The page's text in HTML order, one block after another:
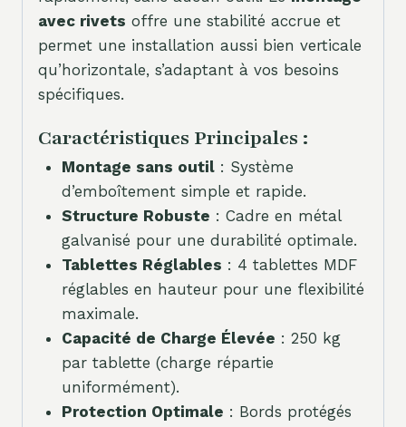
avec rivets offre une stabilité accrue et
permet une installation aussi bien verticale
qu’horizontale, s’adaptant à vos besoins
spécifiques.
Caractéristiques Principales :
Montage sans outil: Système
d’emboîtement simple et rapide.
Structure Robuste : Cadre en métal
galvanisé pour une durabilité optimale.
Tablettes Réglables : 4 tablettes MDF
réglables en hauteur pour une flexibilité
maximale.
Capacité de Charge Élevée : 250 kg
par tablette (charge répartie
uniformément).
Protection Optimale : Bords protégés